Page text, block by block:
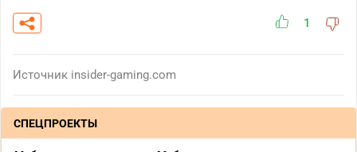
1
Источник insider-gaming.com
СПЕЦПРОЕКТЫ